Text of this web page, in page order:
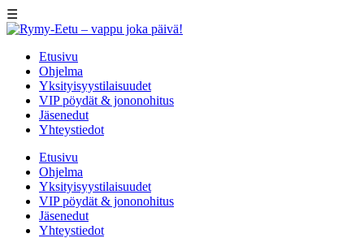
☰
Etusivu
Ohjelma
Yksityisyystilaisuudet
VIP pöydät & jononohitus
Jäsenedut
Yhteystiedot
Etusivu
Ohjelma
Yksityisyystilaisuudet
VIP pöydät & jononohitus
Jäsenedut
Yhteystiedot